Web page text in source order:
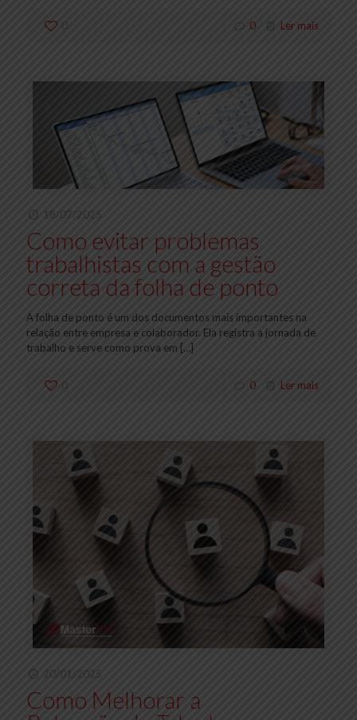
0 0 Ler mais
18/07/2025
Como evitar problemas
trabalhistas com a gestão
correta da folha de ponto
A folha de ponto é um dos documentos mais importantes na
relação entre empresa e colaborador. Ela registra a jornada de
trabalho e serve como prova em […]
0 0 Ler mais
20/01/2025
Como Melhorar a